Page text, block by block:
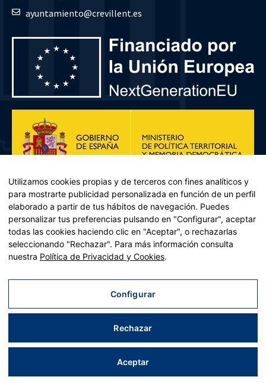
ayuntamiento@crevillent.es
Plan de Recuperación, Transformación y Resiliencia – Financiado por
Recuperación y resiliencia, establecido por el Reglamento (UE)
2021/241 del Parlamento Europeo y del Consejo, de 12 de febrero
Aviso legal|Política de privacidad|Política de cookies|Accesibilidad|Mapa web
| Desarrollado porTrestristes
Utilizamos cookies propias y de terceros con fines analíticos y
para mostrarte publicidad personalizada en función de un perfil
elaborado a partir de tus hábitos de navegación. Puedes
personalizar tus preferencias pulsando en "Configurar", aceptar
todas las cookies haciendo clic en "Aceptar", o rechazarlas
seleccionando "Rechazar". Para más información consulta
nuestra Política de Privacidad y Cookies.
Configurar
Rechazar
Aceptar